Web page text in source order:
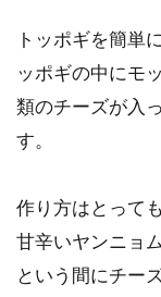
トッポギを簡単
ッポギの中にモ
類のチーズが入
す。
作り方はとって
甘辛いヤンニョ
という間にチー